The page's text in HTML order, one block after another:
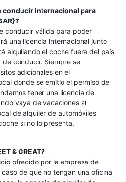
conducir internacional para
conducir válida para poder
una licencia internacional junto
alquilando el coche fuera del país
conducir. Siempre se
adicionales en el
donde se emitió el permiso de
tener una licencia de
vaya de vacaciones al
de alquiler de automóviles
si no lo presenta.
& GREAT?
ofrecido por la empresa de
de que no tengan una oficina